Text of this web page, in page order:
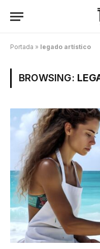
Portada » legado artístico
BROWSING: